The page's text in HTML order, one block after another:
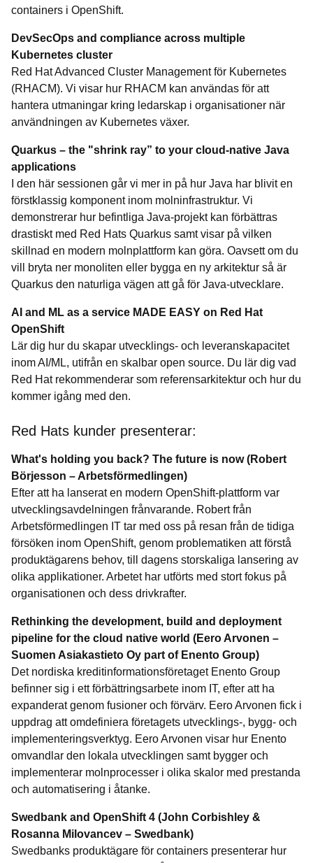
containers i OpenShift.
DevSecOps and compliance across multiple
Kubernetes cluster
Red Hat Advanced Cluster Management för Kubernetes
(RHACM). Vi visar hur RHACM kan användas för att
hantera utmaningar kring ledarskap i organisationer när
användningen av Kubernetes växer.
Quarkus – the "shrink ray” to your cloud-native Java
applications
I den här sessionen går vi mer in på hur Java har blivit en
förstklassig komponent inom molninfrastruktur. Vi
demonstrerar hur befintliga Java-projekt kan förbättras
drastiskt med Red Hats Quarkus samt visar på vilken
skillnad en modern molnplattform kan göra. Oavsett om du
vill bryta ner monoliten eller bygga en ny arkitektur så är
Quarkus den naturliga vägen att gå för Java-utvecklare.
AI and ML as a service MADE EASY on Red Hat
OpenShift
Lär dig hur du skapar utvecklings- och leveranskapacitet
inom AI/ML, utifrån en skalbar open source. Du lär dig vad
Red Hat rekommenderar som referensarkitektur och hur du
kommer igång med den.
Red Hats kunder presenterar:
What's holding you back? The future is now (Robert
Börjesson – Arbetsförmedlingen)
Efter att ha lanserat en modern OpenShift-plattform var
utvecklingsavdelningen frånvarande. Robert från
Arbetsförmedlingen IT tar med oss på resan från de tidiga
försöken inom OpenShift, genom problematiken att förstå
produktägarens behov, till dagens storskaliga lansering av
olika applikationer. Arbetet har utförts med stort fokus på
organisationen och dess drivkrafter.
Rethinking the development, build and deployment
pipeline for the cloud native world (Eero Arvonen –
Suomen Asiakastieto Oy part of Enento Group)
Det nordiska kreditinformationsföretaget Enento Group
befinner sig i ett förbättringsarbete inom IT, efter att ha
expanderat genom fusioner och förvärv. Eero Arvonen fick i
uppdrag att omdefiniera företagets utvecklings-, bygg- och
implementeringsverktyg. Eero Arvonen visar hur Enento
omvandlar den lokala utvecklingen samt bygger och
implementerar molnprocesser i olika skalor med prestanda
och automatisering i åtanke.
Swedbank and OpenShift 4 (John Corbishley &
Rosanna Milovancev – Swedbank)
Swedbanks produktägare för containers presenterar hur